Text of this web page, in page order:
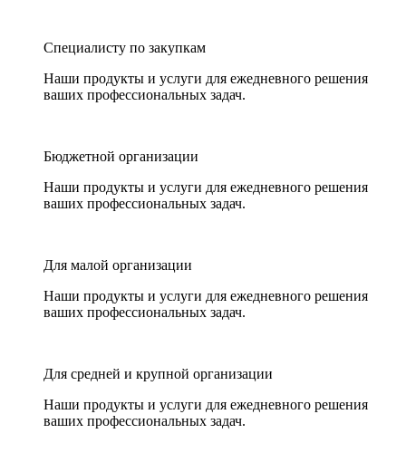
Специалисту по закупкам
Наши продукты и услуги для ежедневного решения
ваших профессиональных задач.
Бюджетной организации
Наши продукты и услуги для ежедневного решения
ваших профессиональных задач.
Для малой организации
Наши продукты и услуги для ежедневного решения
ваших профессиональных задач.
Для средней и крупной организации
Наши продукты и услуги для ежедневного решения
ваших профессиональных задач.